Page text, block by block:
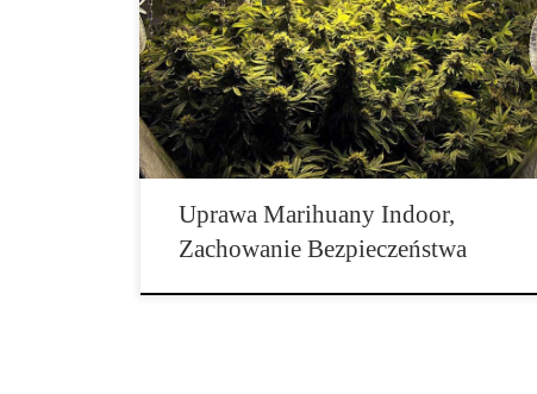
Bezpieczeństwo jest bardzo istotne w uprawach konopi
indyjskich wewnętrznych. Jeżeli nie ma się do
dyspozycji zamkniętego ośrodka badawczego, a prawo
[…]
Uprawa Marihuany Indoor,
Zachowanie Bezpieczeństwa